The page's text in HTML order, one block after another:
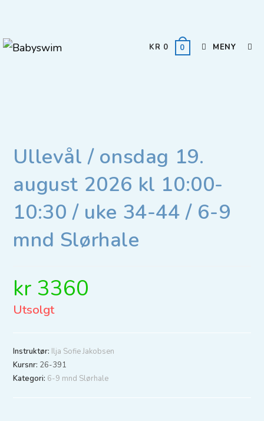
KR 0 0 MENY
Ullevål / onsdag 19.
august 2026 kl 10:00-
10:30 / uke 34-44 / 6-9
mnd Slørhale
kr 3360
Utsolgt
Instruktør: Ilja Sofie Jakobsen
Kursnr: 26-391
Kategori: 6-9 mnd Slørhale